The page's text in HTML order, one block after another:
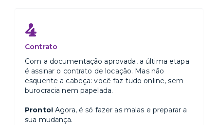
4
Contrato
Com a documentação aprovada, a última etapa
é assinar o contrato de locação. Mas não
esquente a cabeça: você faz tudo online, sem
burocracia nem papelada.
Pronto!Agora, é só fazer as malas e preparar a
sua mudança.